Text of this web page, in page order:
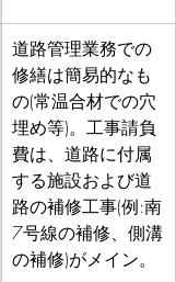
道路管理業務での
修繕は簡易的なも
の(常温合材での穴
埋め等)。工事請負
費は、道路に付属
する施設および道
路の補修工事(例:南
7号線の補修、側溝
の補修)がメイン。